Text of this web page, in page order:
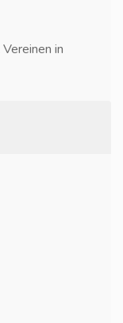
in